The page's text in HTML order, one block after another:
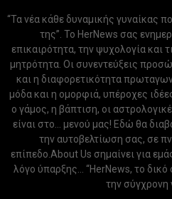
“Τα νέα κάθε δυναμικής γυναίκας
της”. Το HerNews σας
επικαιρότητα, την ψυχολογία και
μητρότητα. Οι συνεντεύξεις
και η διαφορετικότητα
μόδα και η ομορφιά, υπέροχες
ο γάμος, η βάπτιση, οι
είναι στο... μενού μας! Εδώ θα
την αυτοβελτίωση σας, σε
επίπεδο.About Us σημαίνει για
λόγο ύπαρξης... “HerNews, το
την σύγχρονη